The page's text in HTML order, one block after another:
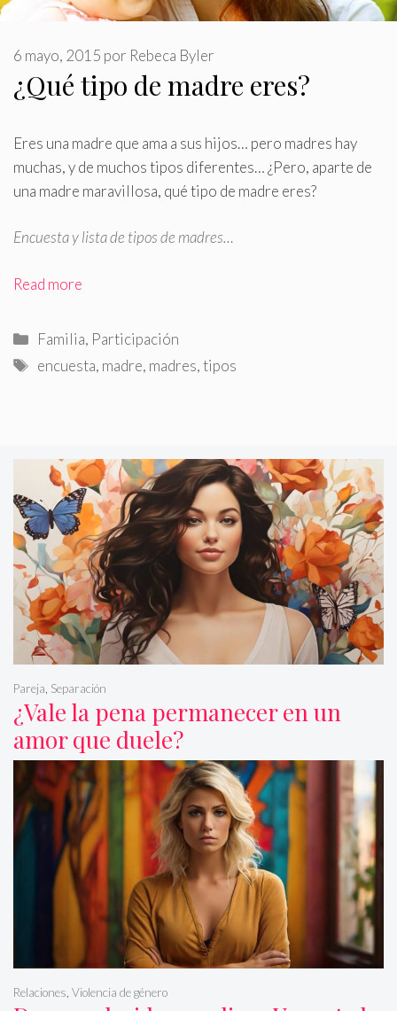
¿Qué tipo de madre eres?
6 mayo, 2015 por Rebeca Byler
Eres una madre que ama a sus hijos… pero madres hay
muchas, y de muchos tipos diferentes… ¿Pero, aparte de
una madre maravillosa, qué tipo de madre eres?
Encuesta y lista de tipos de madres…
Read more
Categorías
Familia, Participación
Etiquetas
encuesta, madre, madres,tipos
¿Vale la pena permanecer en un
amor que duele?
Pareja Separación
Relaciones Violencia de género